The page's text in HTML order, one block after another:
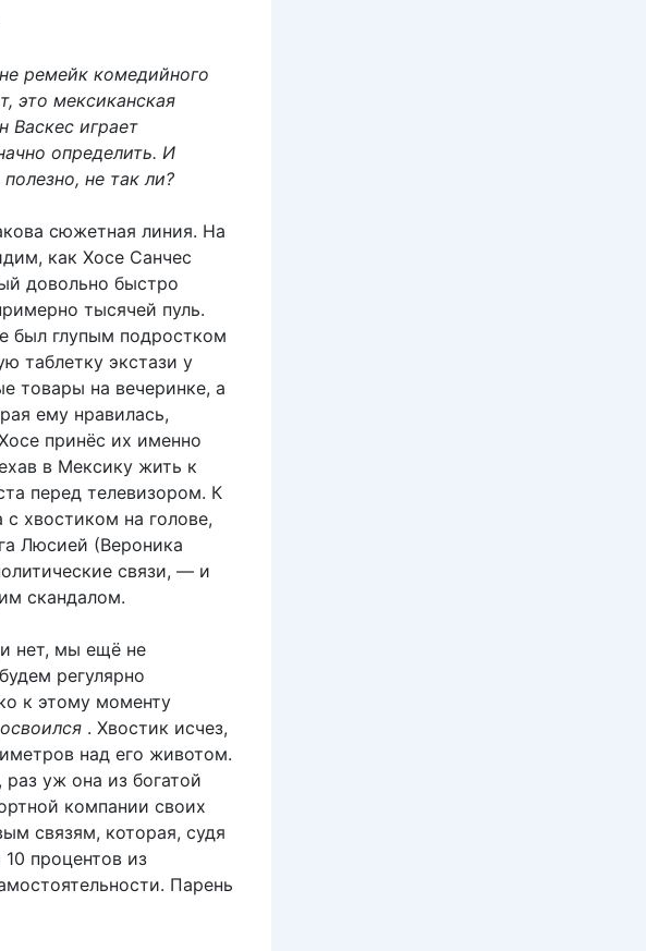
ремейк комедийного
это мексиканская
Васкес играет
определить. И
не так ли?
сюжетная линия. На
как Хосе Санчес
довольно быстро
тысячей пуль.
был глупым подростком
таблетку экстази у
товары на вечеринке, а
ему нравилась,
принёс их именно
в Мексику жить к
перед телевизором. К
хвостиком на голове,
Люсией (Вероника
связи, — и
скандалом.
нет, мы ещё не
регулярно
к этому моменту
освоился . Хвостик исчез,
над его животом.
уж она из богатой
компании своих
связям, которая, судя
процентов из
Парень